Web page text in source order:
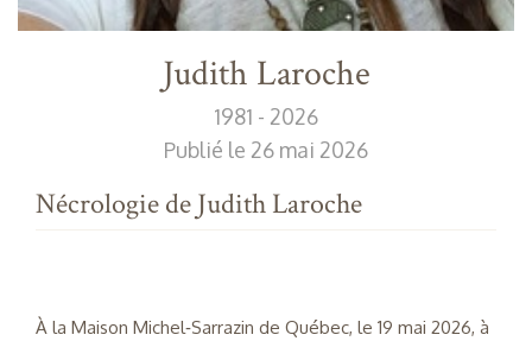
Judith Laroche
1981 - 2026
Publié le 26 mai 2026
Nécrologie de Judith Laroche
À la Maison Michel‑Sarrazin de Québec, le 19 mai 2026, à